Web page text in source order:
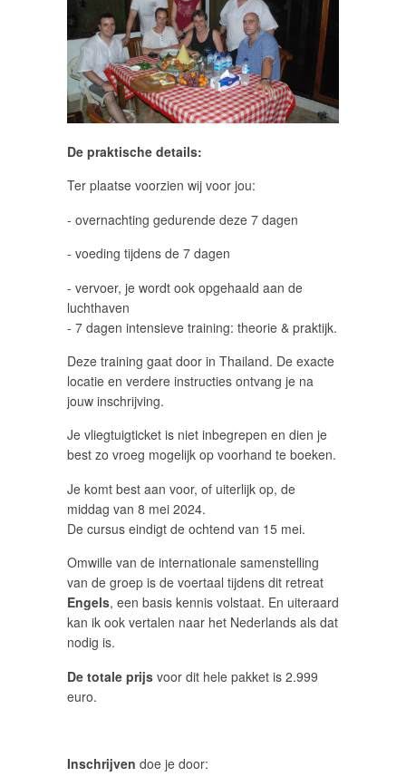
De praktische details:
Ter plaatse voorzien wij voor jou:
- overnachting gedurende deze 7 dagen
- voeding tijdens de 7 dagen
- vervoer, je wordt ook opgehaald aan de
luchthaven
- 7 dagen intensieve training: theorie & praktijk.
Deze training gaat door in Thailand. De exacte
locatie en verdere instructies ontvang je na
jouw inschrijving.
Je vliegtuigticket is niet inbegrepen en dien je
best zo vroeg mogelijk op voorhand te boeken.
Je komt best aan voor, of uiterlijk op, de
middag van 8 mei 2024.
De cursus eindigt de ochtend van 15 mei.
Omwille van de internationale samenstelling
van de groep is de voertaal tijdens dit retreat
Engels, een basis kennis volstaat. En uiteraard
kan ik ook vertalen naar het Nederlands als dat
nodig is.
De totale prijs voor dit hele pakket is 2.999
euro.
Inschrijven doe je door: